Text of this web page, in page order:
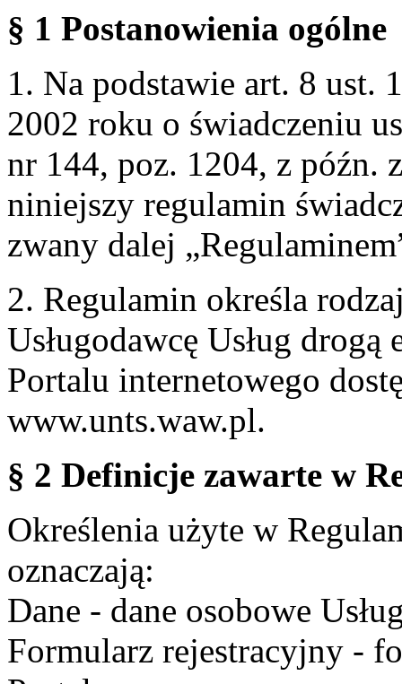
§ 1 Postanowienia ogólne
1. Na podstawie art. 8 ust.
2002 roku o świadczeniu
nr 144, poz. 1204, z późn.
niniejszy regulamin
zwany dalej
2. Regulamin określa
Usługodawcę Usług
Portalu internetowego
www.unts.waw.pl.
§ 2 Definicje zawarte w
Określenia użyte w
oznaczają:
Dane - dane osobowe
Formularz rejestracyjny -